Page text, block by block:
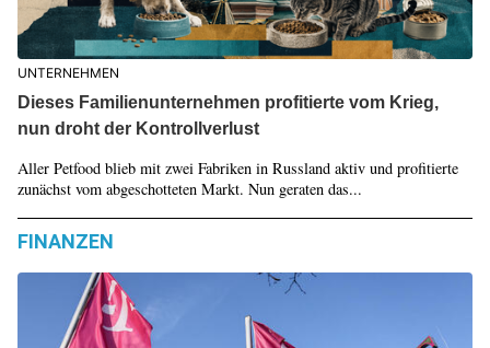
UNTERNEHMEN
Dieses Familienunternehmen profitierte vom Krieg,
nun droht der Kontrollverlust
Aller Petfood blieb mit zwei Fabriken in Russland aktiv und profitierte
zunächst vom abgeschotteten Markt. Nun geraten das...
FINANZEN